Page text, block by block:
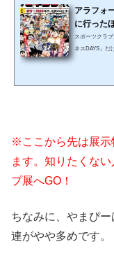
アラフォ
に行った
スポーツクラ
ネスDAYS」だ
※ここから先は展示
ます。知りたくな
プ展へGO！
ちなみに、やまぴ
連がやや多めです。